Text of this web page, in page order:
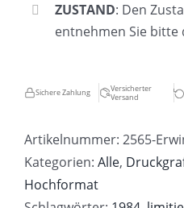
ZUSTAND: Den
entnehmen Sie bitte
Sichere Zahlung
Versicherter
Versand
Artikelnummer: 2565-
Kategorien: Alle,
Hochformat